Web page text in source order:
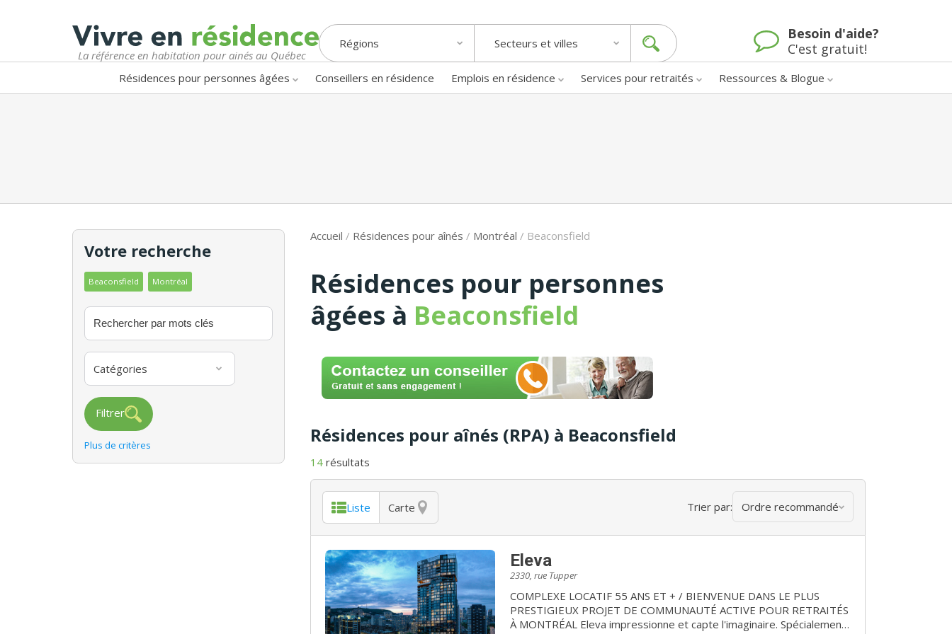
La référence en habitation pour ainés au Québec
Régions Secteurs et villes
Besoin d'aide?
C'est gratuit!
Résidences pour personnes âgées Conseillers en résidence Emplois en résidence Services pour retraités Ressources & Blogue
Votre recherche
Beaconsfield Montréal
Catégories
Filtrer
Plus de critères
Accueil / Résidences pour aînés / Montréal / Beaconsfield
Résidences pour personnes
âgées à Beaconsfield
Résidences pour aînés (RPA) à Beaconsfield
14 résultats
Liste Carte Trier par: Ordre recommandé
Eleva
2330, rue Tupper
COMPLEXE LOCATIF 55 ANS ET + / BIENVENUE DANS LE PLUS
PRESTIGIEUX PROJET DE COMMUNAUTÉ ACTIVE POUR RETRAITÉS
À MONTRÉAL Eleva impressionne et capte l'imaginaire. Spécialement